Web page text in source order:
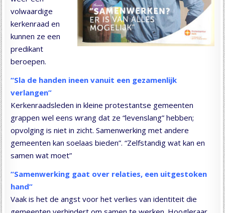
volwaardige
kerkenraad en
kunnen ze een
predikant
beroepen.
“Sla de handen ineen vanuit een gezamenlijk
verlangen”
Kerkenraadsleden in kleine protestantse gemeenten
grappen wel eens wrang dat ze “levenslang” hebben;
opvolging is niet in zicht. Samenwerking met andere
gemeenten kan soelaas bieden”. “Zelfstandig wat kan en
samen wat moet”
“Samenwerking gaat over relaties, een uitgestoken
hand”
Vaak is het de angst voor het verlies van identiteit die